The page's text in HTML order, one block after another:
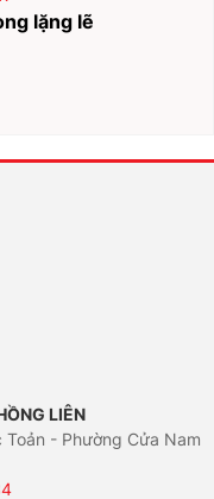
lặng lẽ
LIÊN
Toản - Phường Cửa Nam